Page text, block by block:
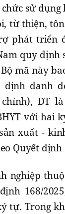
sử dụng
từ thiện,
phát triển
quy định
mã này
định danh
ĐT
với hai
xuất -
Quyết định
nghiệp
168/
tự. Trong